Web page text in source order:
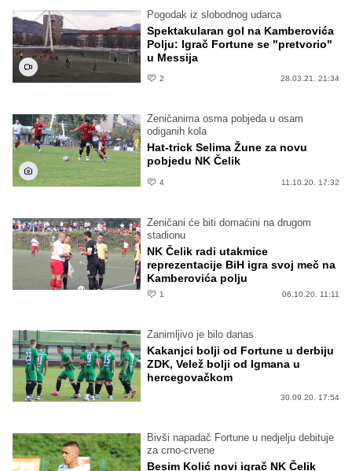
Pogodak iz slobodnog udarca
Spektakularan gol na Kamberovića
Polju: Igrač Fortune se "pretvorio"
u Messija
2 28.03.21. 21:34
Zeničanima osma pobjeda u osam
odiganih kola
Hat-trick Selima Žune za novu
pobjedu NK Čelik
4 11.10.20. 17:32
Zeničani će biti domaćini na drugom
stadionu
NK Čelik radi utakmice
reprezentacije BiH igra svoj meč na
Kamberovića polju
1 06.10.20. 11:11
Zanimljivo je bilo danas
Kakanjci bolji od Fortune u derbiju
ZDK, Velež bolji od Igmana u
hercegovačkom
30.09.20. 17:54
Bivši napadač Fortune u nedjelju debituje
za crno-crvene
Besim Kolić novi igrač NK Čelik